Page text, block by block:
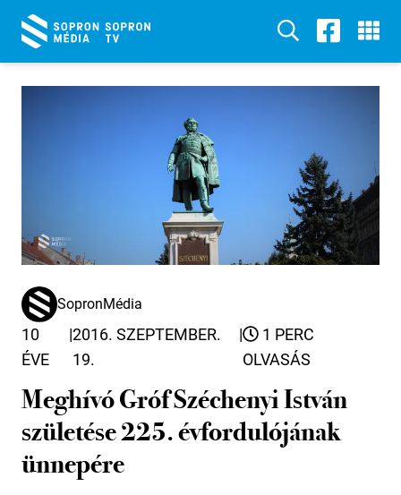
SopronMédia
10
ÉVE
|2016. SZEPTEMBER.
19.
|
1 PERC
OLVASÁS
Meghívó Gróf Széchenyi István
születése 225. évfordulójának
ünnepére